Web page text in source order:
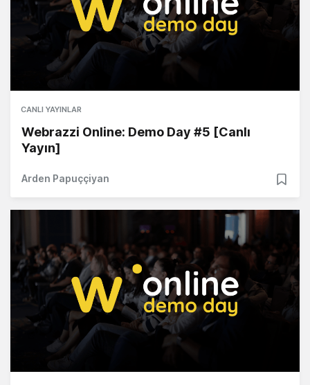
CANLI YAYINLAR
Webrazzi Online: Demo Day #5 [Canlı
Yayın]
Arden Papuççiyan